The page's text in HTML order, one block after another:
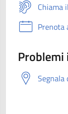
Chiama
Prenota
Segnala